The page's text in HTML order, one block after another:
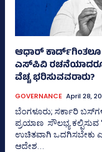
ಆಧಾರ್ ಕಾರ್ಡ್‌ಗಿಂತಲೂ
ಎಸ್‌ಪಿವಿ ರಚನೆಯಾದರೂ
ವೆಚ್ಚ ಭರಿಸುವವರಾರು?
GOVERNANCE April 28,
ಬೆಂಗಳೂರು; ಸರ್ಕಾರಿ
ಪ್ರಯಾಣ ಸೌಲಭ್ಯ
ಉಚಿತವಾಗಿ ಒದಗಿಸಬೇಕು
ಆದೇಶ...